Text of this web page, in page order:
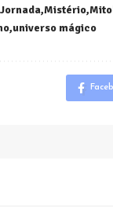
Jornada Mistério
universo mágico